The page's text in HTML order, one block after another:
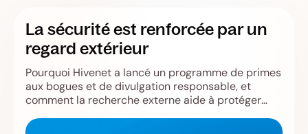
La sécurité est renforcée par un
regard extérieur
Pourquoi Hivenet a lancé un programme de primes
aux bogues et de divulgation responsable, et
comment la recherche externe aide à protéger